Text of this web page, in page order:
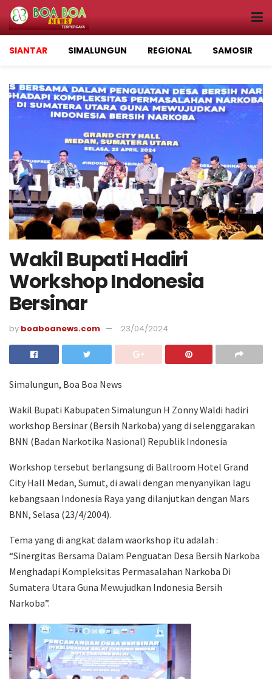
SIANTAR SIMALUNGUN REGIONAL SAMOSIR
Wakil Bupati Hadiri
Workshop Indonesia
Bersinar
by boaboanews.com 23/04/2024
Simalungun, Boa Boa News
Wakil Bupati Kabupaten Simalungun H Zonny Waldi hadiri
workshop Bersinar (Bersih Narkoba) yang di selenggarakan
BNN (Badan Narkotika Nasional) Republik Indonesia
Workshop tersebut berlangsung di Ballroom Hotel Grand
City Hall Medan, Sumut, di awali dengan menyanyikan lagu
kebangsaan Indonesia Raya yang dilanjutkan dengan Mars
BNN, Selasa (23/4/2004).
Tema yang di angkat dalam waorkshop itu adalah :
“Sinergitas Bersama Dalam Penguatan Desa Bersih Narkoba
Menghadapi Kompleksitas Permasalahan Narkoba Di
Sumatera Utara Guna Mewujudkan Indonesia Bersih
Narkoba”.